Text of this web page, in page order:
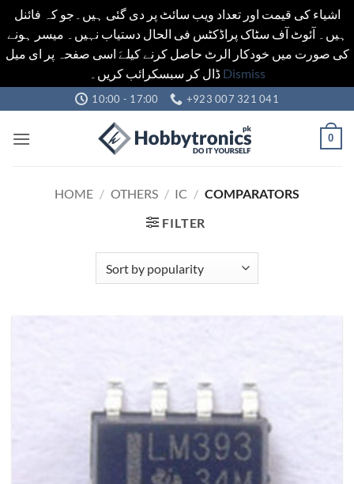
اشیاء کی قیمت اور تعداد ویب سائٹ پر دی گئی ہیں۔جو کہ فائنل
ہیں۔ آئوٹ آف سٹاک پراڈکٹس فی الحال دستیاب نہیں۔ میسر ہونے
کی صورت میں خودکار الرٹ حاصل کرنے کیلےَ اسی صفحہ پر ای میل
ڈال کر سبسکرائب کریں۔ Dismiss
to
content
10:00 - 17:00 +923 007 321 041
0
HOME / OTHERS / IC / COMPARATORS
FILTER